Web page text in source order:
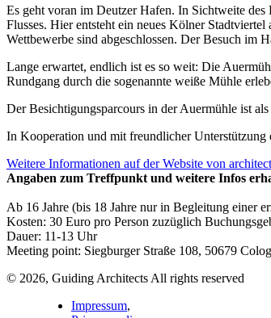
Es geht voran im Deutzer Hafen. In Sichtweite
Flusses. Hier entsteht ein neues Kölner
Wettbewerbe sind abgeschlossen. Der Besuch im
Lange erwartet, endlich ist es so weit: Die
Rundgang durch die sogenannte weiße Mühle
Der Besichtigungsparcours in der Auermühle ist
In Kooperation und mit freundlicher Unterstützung
Weitere Informationen auf der Website von
Angaben zum Treffpunkt und weitere Infos
Ab 16 Jahre (bis 18 Jahre nur in Begleitung einer
Kosten: 30 Euro pro Person zuzüglich
Dauer: 11-13 Uhr
Meeting point: Siegburger Straße 108, 50679
© 2026, Guiding Architects All rights reserved
Impressum,